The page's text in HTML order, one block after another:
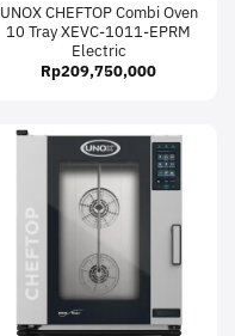
UNOX CHEFTOP Combi Oven
10 Tray XEVC-1011-EPRM
Electric
Rp209,750,000